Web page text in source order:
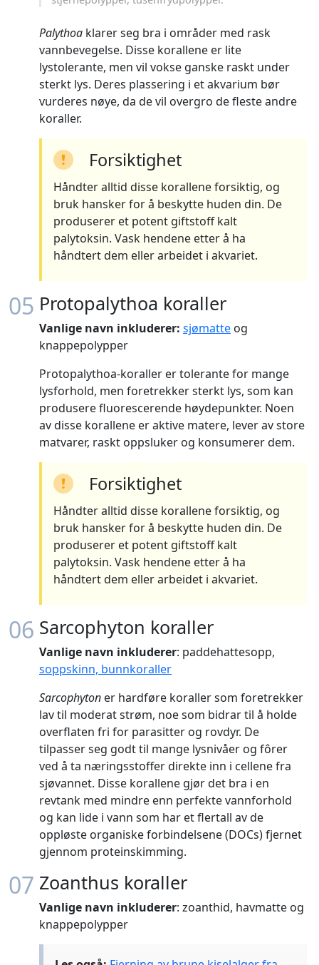
Palythoa klarer seg bra i områder med rask
vannbevegelse. Disse korallene er lite
lystolerante, men vil vokse ganske raskt under
sterkt lys. Deres plassering i et akvarium bør
vurderes nøye, da de vil overgro de fleste andre
koraller.
Forsiktighet
Håndter alltid disse korallene forsiktig, og
bruk hansker for å beskytte huden din. De
produserer et potent giftstoff kalt
palytoksin. Vask hendene etter å ha
håndtert dem eller arbeidet i akvariet.
05 Protopalythoa koraller
Vanlige navn inkluderer: sjømatte og
knappepolypper
Protopalythoa-koraller er tolerante for mange
lysforhold, men foretrekker sterkt lys, som kan
produsere fluorescerende høydepunkter. Noen
av disse korallene er aktive matere, lever av store
matvarer, raskt oppsluker og konsumerer dem.
Forsiktighet
Håndter alltid disse korallene forsiktig, og
bruk hansker for å beskytte huden din. De
produserer et potent giftstoff kalt
palytoksin. Vask hendene etter å ha
håndtert dem eller arbeidet i akvariet.
06 Sarcophyton koraller
Vanlige navn inkluderer: paddehattesopp,
soppskinn, bunnkoraller
Sarcophyton er hardføre koraller som foretrekker
lav til moderat strøm, noe som bidrar til å holde
overflaten fri for parasitter og rovdyr. De
tilpasser seg godt til mange lysnivåer og fôrer
ved å ta næringsstoffer direkte inn i cellene fra
sjøvannet. Disse korallene gjør det bra i en
revtank med mindre enn perfekte vannforhold
og kan lide i vann som har et flertall av de
oppløste organiske forbindelsene (DOCs) fjernet
gjennom proteinskimming.
07 Zoanthus koraller
Vanlige navn inkluderer: zoanthid, havmatte og
knappepolypper